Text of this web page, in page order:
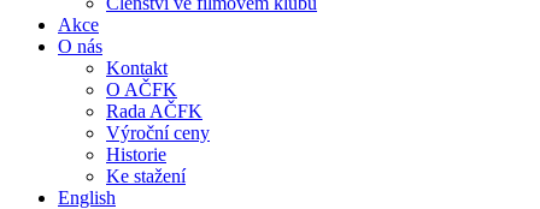
Akce
O nás
Kontakt
O AČFK
Rada AČFK
Výroční ceny
Historie
Ke stažení
English